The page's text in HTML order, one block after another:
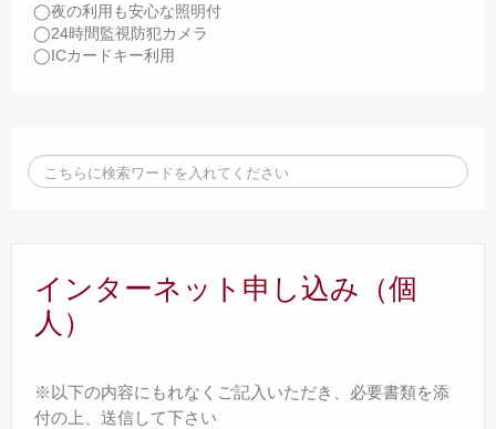
◯夜の利用も安心な照明付
◯24時間監視防犯カメラ
◯ICカードキー利用
インターネット申し込み（個
人）
※以下の内容にもれなくご記入いただき、必要書類を添
付の上、送信して下さい